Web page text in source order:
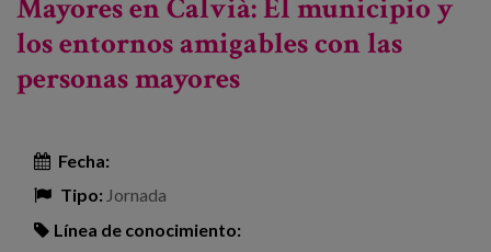
Mayores en Calvià: El municipio y
los entornos amigables con las
personas mayores
Fecha:
Tipo: Jornada
Línea de conocimiento: